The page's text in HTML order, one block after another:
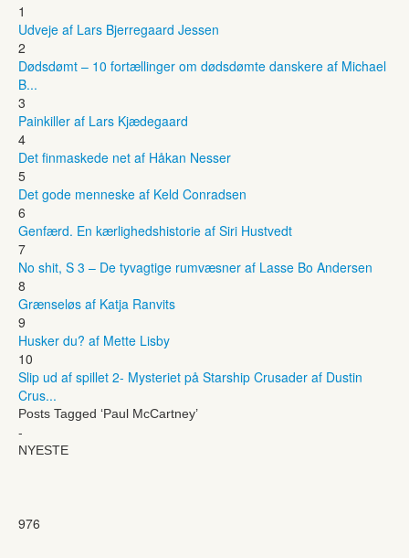
1
Udveje af Lars Bjerregaard Jessen
2
Dødsdømt – 10 fortællinger om dødsdømte danskere af Michael
B...
3
Painkiller af Lars Kjædegaard
4
Det finmaskede net af Håkan Nesser
5
Det gode menneske af Keld Conradsen
6
Genfærd. En kærlighedshistorie af Siri Hustvedt
7
No shit, S 3 – De tyvagtige rumvæsner af Lasse Bo Andersen
8
Grænseløs af Katja Ranvits
9
Husker du? af Mette Lisby
10
Slip ud af spillet 2- Mysteriet på Starship Crusader af Dustin
Crus...
Posts Tagged ‘Paul McCartney’
-
NYESTE
976